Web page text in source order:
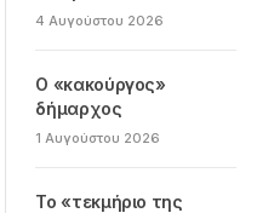
4 Αυγούστου 2026
Ο «κακούργος»
δήμαρχος
1 Αυγούστου 2026
Το «τεκμήριο της